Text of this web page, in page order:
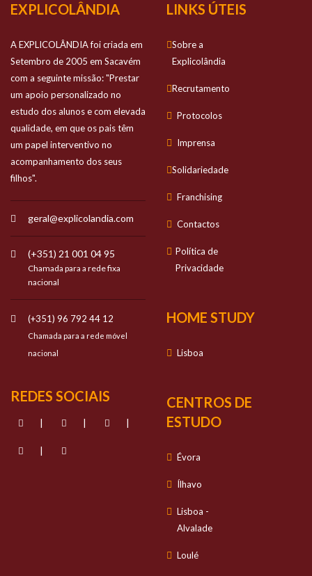
EXPLICOLÂNDIA
A EXPLICOLÂNDIA foi criada em
Setembro de 2005 em Sacavém
com a seguinte missão: "Prestar
um apoio personalizado no
estudo dos alunos e com elevada
qualidade, em que os pais têm
um papel interventivo no
acompanhamento dos seus
filhos".
geral@explicolandia.com
(+351) 21 001 04 95
Chamada para a rede fixa
nacional
(+351) 96 792 44 12
Chamada para a rede móvel
nacional
REDES SOCIAIS
| | |
|
LINKS ÚTEIS
Sobre a
Explicolândia
Recrutamento
Protocolos
Imprensa
Solidariedade
Franchising
Contactos
Política de
Privacidade
HOME STUDY
Lisboa
CENTROS DE
ESTUDO
Évora
Ílhavo
Lisboa -
Alvalade
Loulé